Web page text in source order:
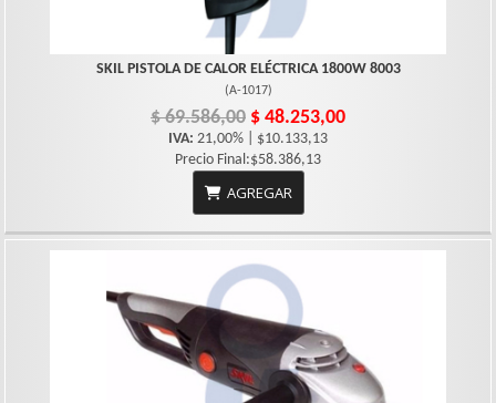
SKIL PISTOLA DE CALOR ELÉCTRICA 1800W 8003
(A-1017)
$ 69.586,00 $ 48.253,00
IVA: 21,00% | $10.133,13
Precio Final:$58.386,13
AGREGAR